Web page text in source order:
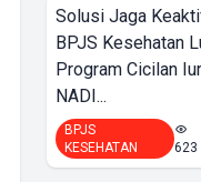
Solusi Jaga
BPJS Kesehatan
Program Cicilan
NADI...
BPJS
KESEHATAN
623